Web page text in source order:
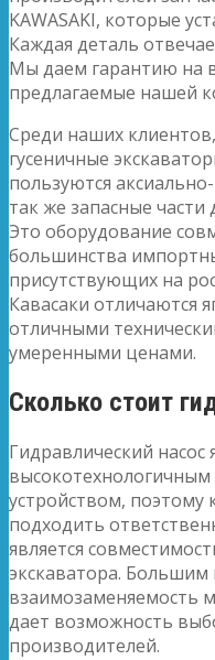
KAWASAKI, которые
Каждая деталь
Мы даем гарантию на
предлагаемые нашей
Среди наших
гусеничные
пользуются
так же запасные части
Это оборудование
большинства
присутствующих на
Кавасаки отличаются
отличными
умеренными ценами.
Сколько стоит
Гидравлический насос
устройством, поэтому
подходить
является
экскаватора. Большим
взаимозаменяемость
дает возможность
производителей.